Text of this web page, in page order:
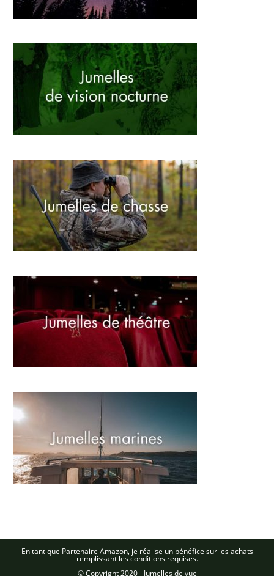
En tant que Partenaire Amazon, je réalise un bénéfice sur les achats
remplissant les conditions requises.
© Copyright 2020 - Jumelles de vue